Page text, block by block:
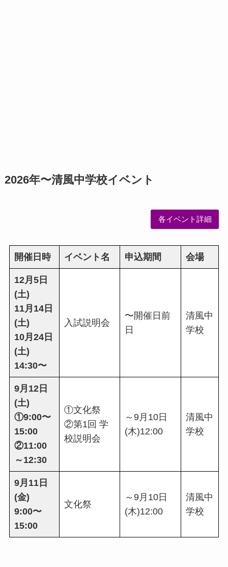
2026年〜清風中学校イベント
各イベント詳細
開催日時 イベント名 申込期間 会場
12月5日
(土)
11月14日
(土)
10月24日
(土)
14:30〜
入試説明会
〜開催日前
日
清風中
学校
9月12日
(土)
①9:00〜
15:00
②11:00
～12:30
①文化祭
②第1回 学
校説明会
～9月10日
(木)12:00
清風中
学校
9月11日
(金)
9:00〜
15:00
文化祭
～9月10日
(木)12:00
清風中
学校